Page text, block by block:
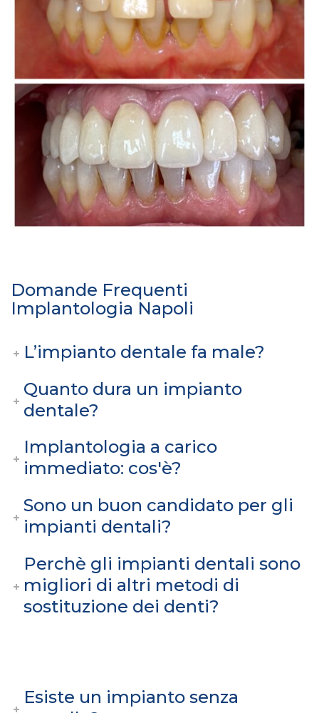
Domande Frequenti
Implantologia Napoli
L’impianto dentale fa male?
Quanto dura un impianto
dentale?
Implantologia a carico
immediato: cos'è?
Sono un buon candidato per gli
impianti dentali?
Perchè gli impianti dentali sono
migliori di altri metodi di
sostituzione dei denti?
Esiste un impianto senza